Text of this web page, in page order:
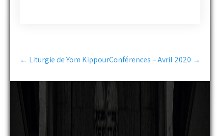
Post
navigation
← Liturgie de Yom KippourConférences – Avril 2020 →